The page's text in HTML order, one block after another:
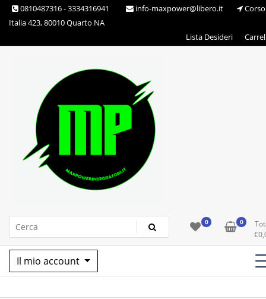
Skip 0810487316 - 3334316941 info-maxpower@libero.it
Corso
Italia 423, 80010 Quarto NA
Lista Desideri
Max Power Integratori 0 0
€
Il mio account